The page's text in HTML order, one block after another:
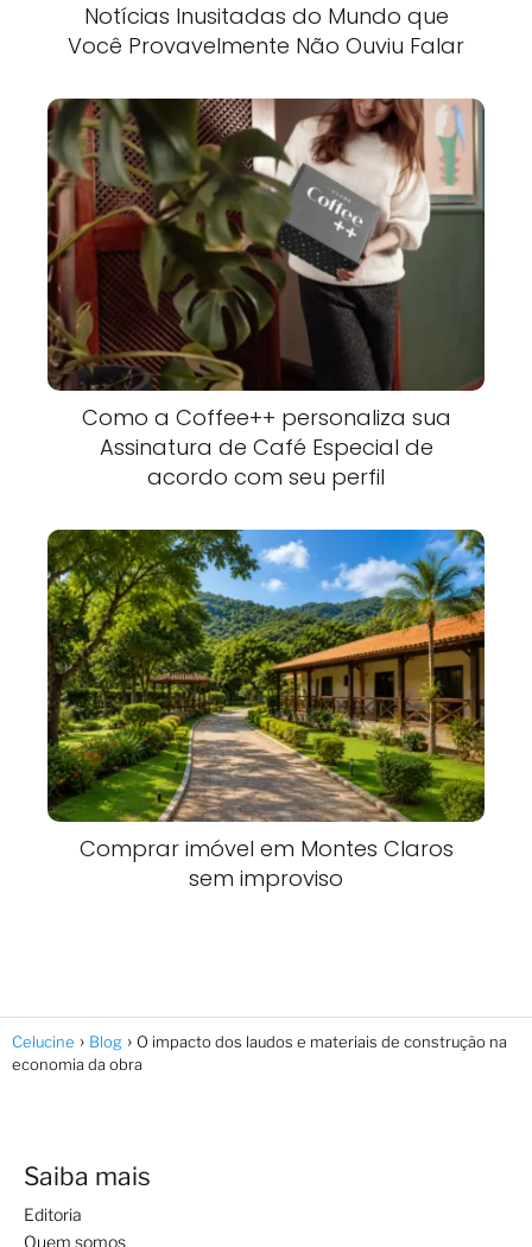
Notícias Inusitadas do Mundo que
Você Provavelmente Não Ouviu Falar
Como a Coffee++ personaliza sua
Assinatura de Café Especial de
acordo com seu perfil
Comprar imóvel em Montes Claros
sem improviso
Celucine Blog
O impacto dos laudos e materiais de construção na
economia da obra
Saiba mais
Editoria
Quem somos